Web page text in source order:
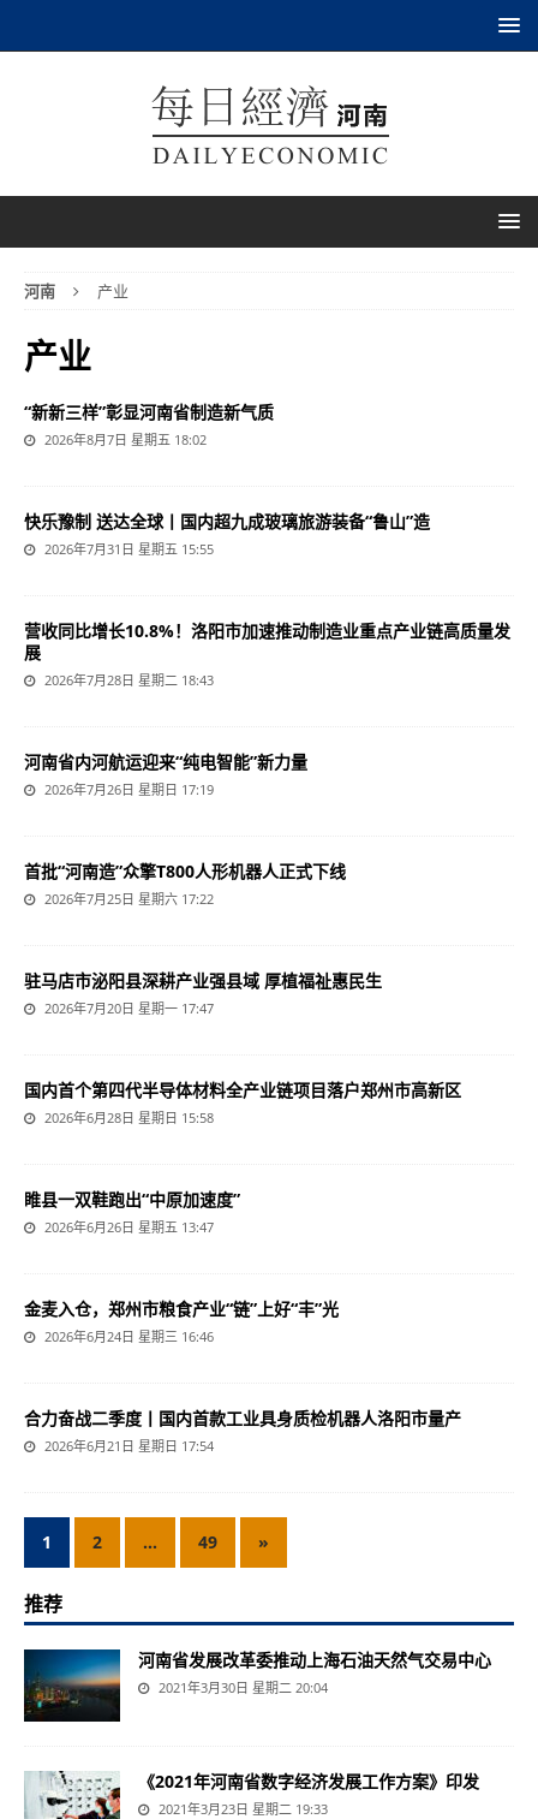
河南 产业
产业
“新新三样”彰显河南省制造新气质
2026年8月7日 星期五 18:02
快乐豫制 送达全球丨国内超九成玻璃旅游装备“鲁山”造
2026年7月31日 星期五 15:55
营收同比增长10.8%！洛阳市加速推动制造业重点产业链高质量发
展
2026年7月28日 星期二 18:43
河南省内河航运迎来“纯电智能”新力量
2026年7月26日 星期日 17:19
首批“河南造”众擎T800人形机器人正式下线
2026年7月25日 星期六 17:22
驻马店市泌阳县深耕产业强县域 厚植福祉惠民生
2026年7月20日 星期一 17:47
国内首个第四代半导体材料全产业链项目落户郑州市高新区
2026年6月28日 星期日 15:58
睢县一双鞋跑出“中原加速度”
2026年6月26日 星期五 13:47
金麦入仓，郑州市粮食产业“链”上好“丰”光
2026年6月24日 星期三 16:46
合力奋战二季度丨国内首款工业具身质检机器人洛阳市量产
2026年6月21日 星期日 17:54
1 2 … 49 »
推荐
河南省发展改革委推动上海石油天然气交易中心
2021年3月30日 星期二 20:04
《2021年河南省数字经济发展工作方案》印发
2021年3月23日 星期二 19:33